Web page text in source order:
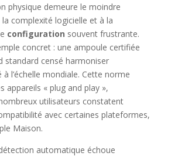
physique demeure le moindre
complexité logicielle et à la
configuration souvent frustrante.
concret : une ampoule certifiée
standard censé harmoniser
à l’échelle mondiale. Cette norme
appareils « plug and play »,
utilisateurs constatent
avec certaines plateformes,
Maison.
automatique échoue